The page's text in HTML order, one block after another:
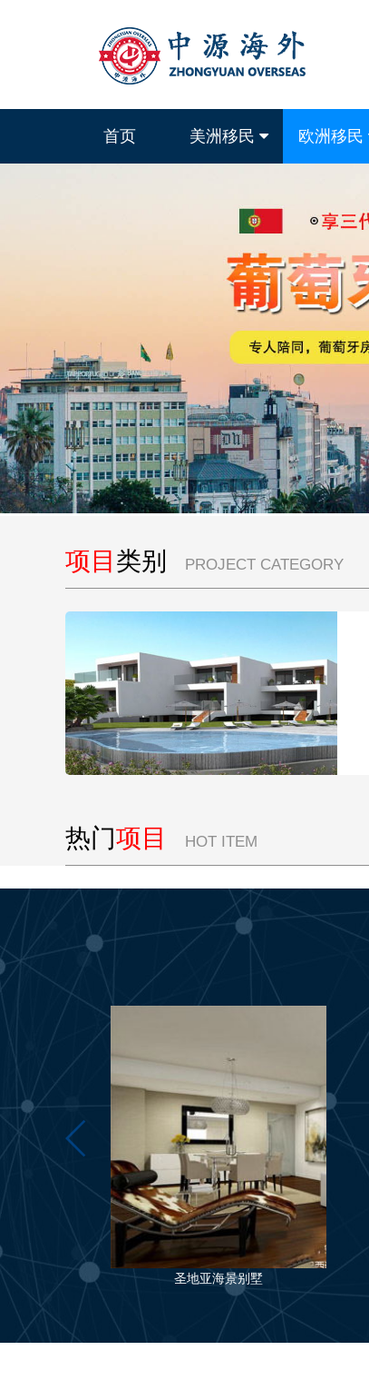
首页 美洲移民 欧洲移民
项目 类别 PROJECT CATEGORY
热门项目 HOT ITEM
圣地亚海景别墅